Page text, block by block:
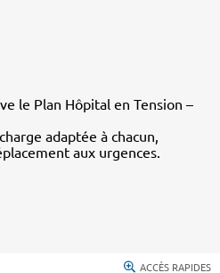
le Plan Hôpital en Tension –
adaptée à chacun,
aux urgences.
ACCÈS RAPIDES